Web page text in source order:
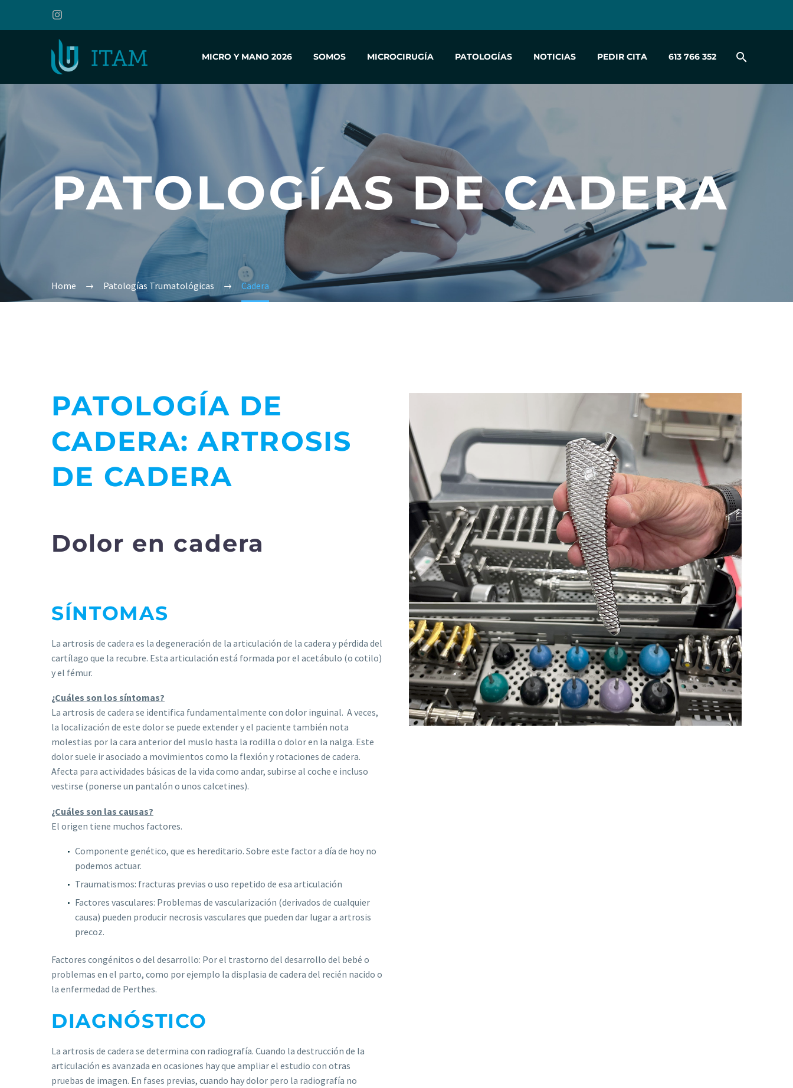
MICRO Y MANO 2026 SOMOS MICROCIRUGÍA PATOLOGÍAS NOTICIAS PEDIR CITA 613 766 352
PATOLOGÍAS DE CADERA
Home Patologías Trumatológicas Cadera
PATOLOGÍA DE
CADERA: ARTROSIS
DE CADERA
Dolor en cadera
SÍNTOMAS
La artrosis de cadera es la degeneración de la articulación de la cadera y pérdida del
cartílago que la recubre. Esta articulación está formada por el acetábulo (o cotilo)
y el fémur.
¿Cuáles son los síntomas?
La artrosis de cadera se identifica fundamentalmente con dolor inguinal. A veces,
la localización de este dolor se puede extender y el paciente también nota
molestias por la cara anterior del muslo hasta la rodilla o dolor en la nalga. Este
dolor suele ir asociado a movimientos como la flexión y rotaciones de cadera.
Afecta para actividades básicas de la vida como andar, subirse al coche e incluso
vestirse (ponerse un pantalón o unos calcetines).
¿Cuáles son las causas?
El origen tiene muchos factores.
Componente genético, que es hereditario. Sobre este factor a día de hoy no
podemos actuar.
Traumatismos: fracturas previas o uso repetido de esa articulación
Factores vasculares: Problemas de vascularización (derivados de cualquier
causa) pueden producir necrosis vasculares que pueden dar lugar a artrosis
precoz.
Factores congénitos o del desarrollo: Por el trastorno del desarrollo del bebé o
problemas en el parto, como por ejemplo la displasia de cadera del recién nacido o
la enfermedad de Perthes.
DIAGNÓSTICO
La artrosis de cadera se determina con radiografía. Cuando la destrucción de la
articulación es avanzada en ocasiones hay que ampliar el estudio con otras
pruebas de imagen. En fases previas, cuando hay dolor pero la radiografía no